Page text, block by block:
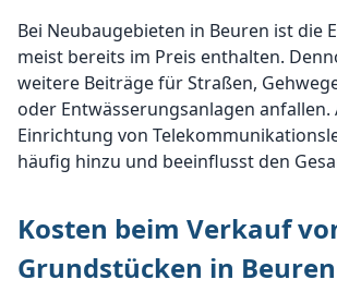
Bei Neubaugebieten in Beuren ist die
meist bereits im Preis enthalten.
weitere Beiträge für Straßen,
oder Entwässerungsanlagen anfallen.
Einrichtung von
häufig hinzu und beeinflusst den
Kosten beim Verkauf
Grundstücken in Beuren